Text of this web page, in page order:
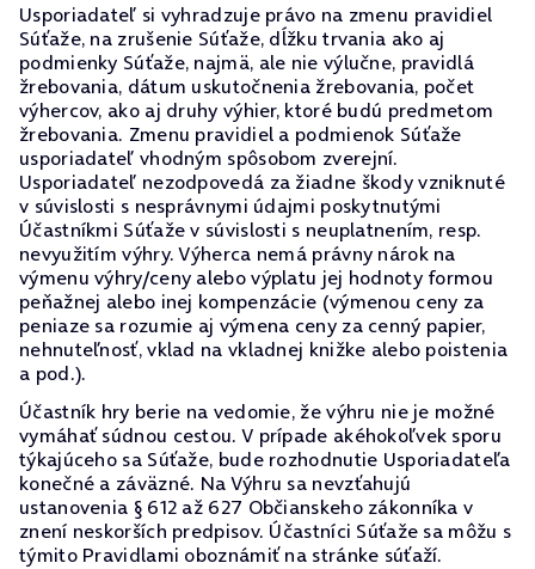
Usporiadateľ si vyhradzuje právo na zmenu pravidiel
Súťaže, na zrušenie Súťaže, dĺžku trvania ako aj
podmienky Súťaže, najmä, ale nie výlučne, pravidlá
žrebovania, dátum uskutočnenia žrebovania, počet
výhercov, ako aj druhy výhier, ktoré budú predmetom
žrebovania. Zmenu pravidiel a podmienok Súťaže
usporiadateľ vhodným spôsobom zverejní.
Usporiadateľ nezodpovedá za žiadne škody vzniknuté
v súvislosti s nesprávnymi údajmi poskytnutými
Účastníkmi Súťaže v súvislosti s neuplatnením, resp.
nevyužitím výhry. Výherca nemá právny nárok na
výmenu výhry/ceny alebo výplatu jej hodnoty formou
peňažnej alebo inej kompenzácie (výmenou ceny za
peniaze sa rozumie aj výmena ceny za cenný papier,
nehnuteľnosť, vklad na vkladnej knižke alebo poistenia
a pod.).
Účastník hry berie na vedomie, že výhru nie je možné
vymáhať súdnou cestou. V prípade akéhokoľvek sporu
týkajúceho sa Súťaže, bude rozhodnutie Usporiadateľa
konečné a záväzné. Na Výhru sa nevzťahujú
ustanovenia § 612 až 627 Občianskeho zákonníka v
znení neskorších predpisov. Účastníci Súťaže sa môžu s
týmito Pravidlami oboznámiť na stránke súťaží.